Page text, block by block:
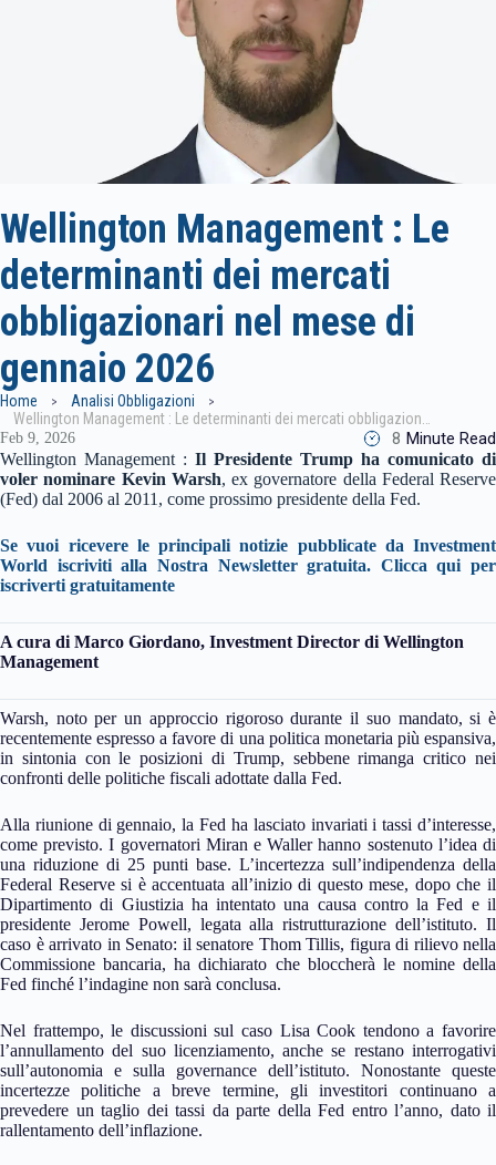
Wellington Management : Le
determinanti dei mercati
obbligazionari nel mese di
gennaio 2026
Home
Analisi Obbligazioni
Feb 9, 2026 8 Minute Read
Wellington Management : Il Presidente Trump ha comunicato di
voler nominare Kevin Warsh, ex governatore della Federal Reserve
(Fed) dal 2006 al 2011, come prossimo presidente della Fed.
Se vuoi ricevere le principali notizie pubblicate da Investment
World iscriviti alla Nostra Newsletter gratuita. Clicca qui per
iscriverti gratuitamente
A cura di Marco Giordano, Investment Director di Wellington
Management
Warsh, noto per un approccio rigoroso durante il suo mandato, si è
recentemente espresso a favore di una politica monetaria più espansiva,
in sintonia con le posizioni di Trump, sebbene rimanga critico nei
confronti delle politiche fiscali adottate dalla Fed.
Alla riunione di gennaio, la Fed ha lasciato invariati i tassi d’interesse,
come previsto. I governatori Miran e Waller hanno sostenuto l’idea di
una riduzione di 25 punti base. L’incertezza sull’indipendenza della
Federal Reserve si è accentuata all’inizio di questo mese, dopo che il
Dipartimento di Giustizia ha intentato una causa contro la Fed e il
presidente Jerome Powell, legata alla ristrutturazione dell’istituto. Il
caso è arrivato in Senato: il senatore Thom Tillis, figura di rilievo nella
Commissione bancaria, ha dichiarato che bloccherà le nomine della
Fed finché l’indagine non sarà conclusa.
Nel frattempo, le discussioni sul caso Lisa Cook tendono a favorire
l’annullamento del suo licenziamento, anche se restano interrogativi
sull’autonomia e sulla governance dell’istituto. Nonostante queste
incertezze politiche a breve termine, gli investitori continuano a
prevedere un taglio dei tassi da parte della Fed entro l’anno, dato il
rallentamento dell’inflazione.